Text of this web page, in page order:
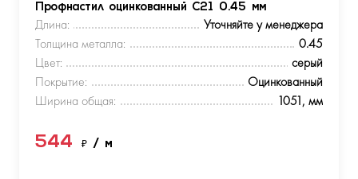
Профнастил оцинкованный С21 0.45 мм
Длина:
Уточняйте у менеджера
Толщина металла:
0.45
Цвет:
серый
Покрытие:
Оцинкованный
Ширина общая:
1051, мм
544 ₽ / м